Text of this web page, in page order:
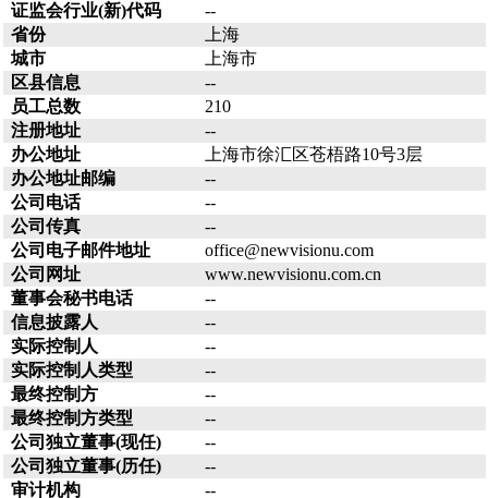
证监会行业(新)代码
--
省份
上海
城市
上海市
区县信息
--
员工总数
210
注册地址
--
办公地址
上海市徐汇区苍梧路10号3层
办公地址邮编
--
公司电话
--
公司传真
--
公司电子邮件地址
office@newvisionu.com
公司网址
www.newvisionu.com.cn
董事会秘书电话
--
信息披露人
--
实际控制人
--
实际控制人类型
--
最终控制方
--
最终控制方类型
--
公司独立董事(现任)
--
公司独立董事(历任)
--
审计机构
--